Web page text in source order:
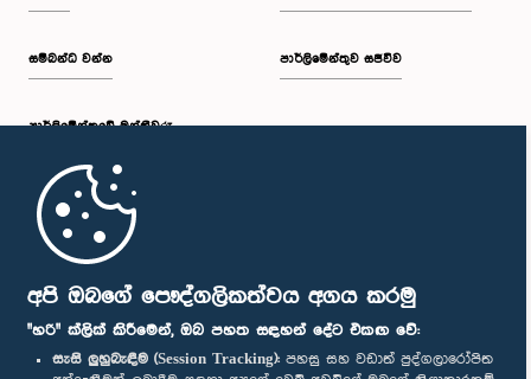
අපි ඔබගේ පෞද්ගලිකත්වය අගය කරමු
"හරි" ක්ලික් කිරීමෙන්, ඔබ පහත සඳහන් දේට එකඟ වේ:
සැසි ලුහුබැඳීම (Session Tracking): පහසු සහ වඩාත් පුද්ගලාරෝපිත
සම්බන්ධ වන්න
පාර්ලි‌මේන්තුවේ මන්ත්‍රීවරු
මුල් පිටුව
පාර්ලිමේන්තුව සජීවීව
පාර්ලිමේන්තු ජංගම යෙදුම